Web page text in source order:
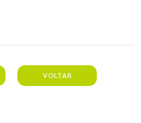
VOLTAR